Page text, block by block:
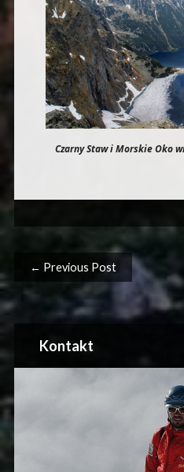
Czarny Staw i Morskie Oko
Post
← Previous Post
Kontakt